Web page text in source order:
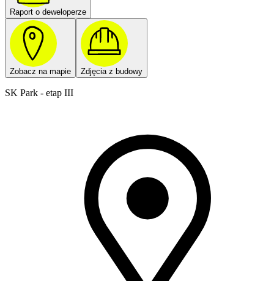
Raport o deweloperze
Zobacz na mapie Zdjęcia z budowy
SK Park - etap III